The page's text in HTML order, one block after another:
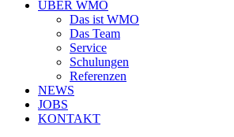
ÜBER WMO
Das ist WMO
Das Team
Service
Schulungen
Referenzen
NEWS
JOBS
KONTAKT